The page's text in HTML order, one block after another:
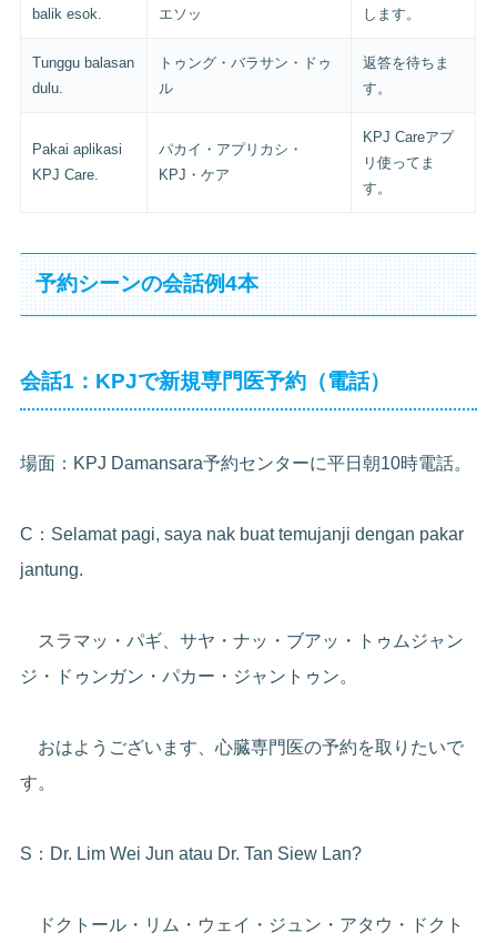
balik esok.
エソッ
します。
Tunggu balasan
dulu.
トゥング・バラサン・ドゥ
ル
返答を待ちま
す。
Pakai aplikasi
KPJ Care.
パカイ・アプリカシ・
KPJ・ケア
KPJ Careアプ
リ使ってま
す。
予約シーンの会話例4本
会話1：KPJで新規専門医予約（電話）
場面：KPJ Damansara予約センターに平日朝10時電話。
C：Selamat pagi, saya nak buat temujanji dengan pakar
jantung.
スラマッ・パギ、サヤ・ナッ・ブアッ・トゥムジャン
ジ・ドゥンガン・パカー・ジャントゥン。
おはようございます、心臓専門医の予約を取りたいで
す。
S：Dr. Lim Wei Jun atau Dr. Tan Siew Lan?
ドクトール・リム・ウェイ・ジュン・アタウ・ドクト